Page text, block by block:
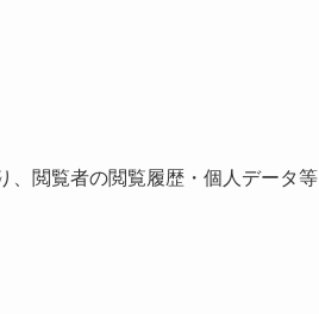
、閲覧者の閲覧履歴・個人データ等